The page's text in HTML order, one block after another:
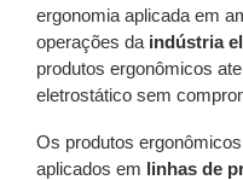
ergonomia aplicada em
operações da indústria
produtos ergonômicos
eletrostático sem
Os produtos
aplicados em linhas de